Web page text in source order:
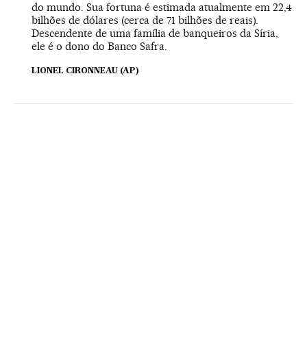
do mundo. Sua fortuna é estimada atualmente em 22,4
bilhões de dólares (cerca de 71 bilhões de reais).
Descendente de uma família de banqueiros da Síria,
ele é o dono do Banco Safra.
LIONEL CIRONNEAU (AP)